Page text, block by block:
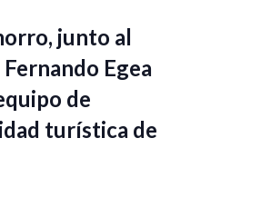
junto al
Egea
de
turística de